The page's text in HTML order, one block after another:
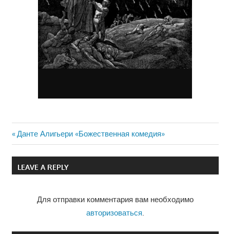
Навигация
по
Previous
Post:
Данте Алигьери «Божественная комедия»
LEAVE A REPLY
Для отправки комментария вам необходимо
авторизоваться.